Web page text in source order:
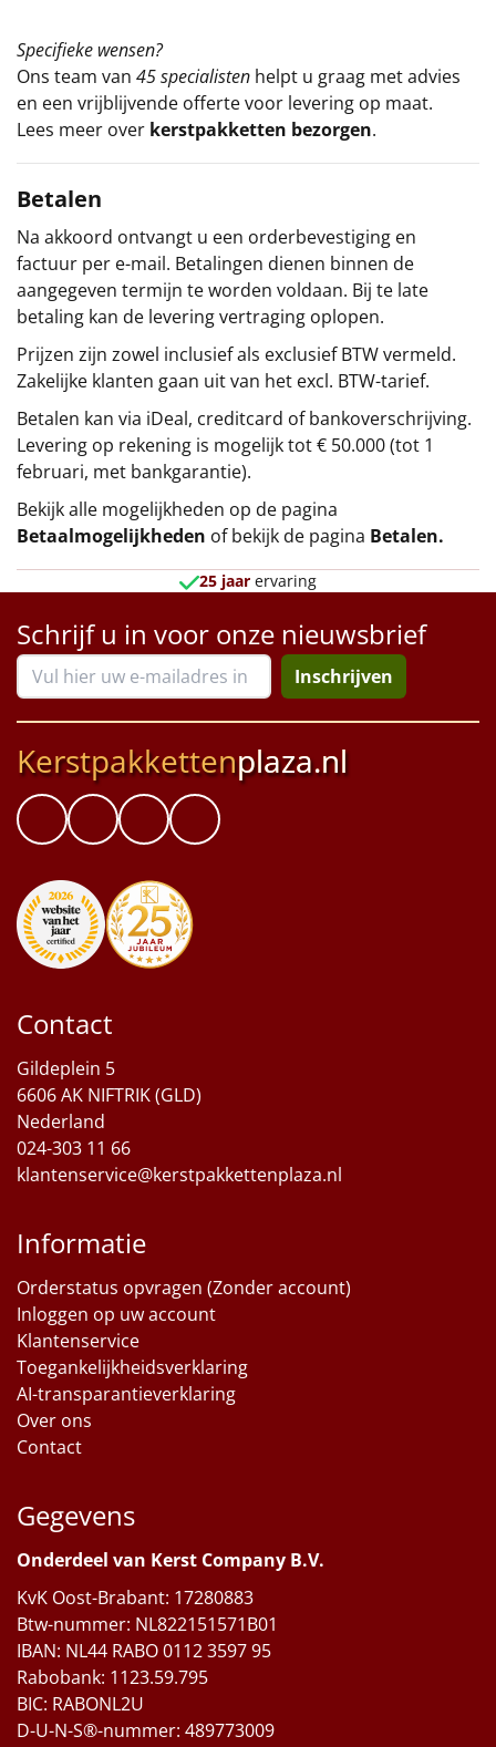
Specifieke wensen?
Ons team van 45 specialisten helpt u graag met advies
en een vrijblijvende offerte voor levering op maat.
Lees meer over kerstpakketten bezorgen.
Betalen
Na akkoord ontvangt u een orderbevestiging en
factuur per e-mail. Betalingen dienen binnen de
aangegeven termijn te worden voldaan. Bij te late
betaling kan de levering vertraging oplopen.
Prijzen zijn zowel inclusief als exclusief BTW vermeld.
Zakelijke klanten gaan uit van het excl. BTW-tarief.
Betalen kan via iDeal, creditcard of bankoverschrijving.
Levering op rekening is mogelijk tot € 50.000 (tot 1
februari, met bankgarantie).
Bekijk alle mogelijkheden op de pagina
Betaalmogelijkheden of bekijk de pagina Betalen.
25 jaar ervaring
Schrijf u in voor onze nieuwsbrief
Inschrijven
Kerstpakkettenplaza.nl
Contact
Gildeplein 5
6606 AK NIFTRIK (GLD)
Nederland
024-303 11 66
klantenservice@kerstpakkettenplaza.nl
Informatie
Orderstatus opvragen (Zonder account)
Inloggen op uw account
Klantenservice
Toegankelijkheidsverklaring
AI-transparantieverklaring
Over ons
Contact
Gegevens
Onderdeel van Kerst Company B.V.
KvK Oost-Brabant: 17280883
Btw-nummer: NL822151571B01
IBAN: NL44 RABO 0112 3597 95
Rabobank: 1123.59.795
BIC: RABONL2U
D-U-N-S®-nummer: 489773009